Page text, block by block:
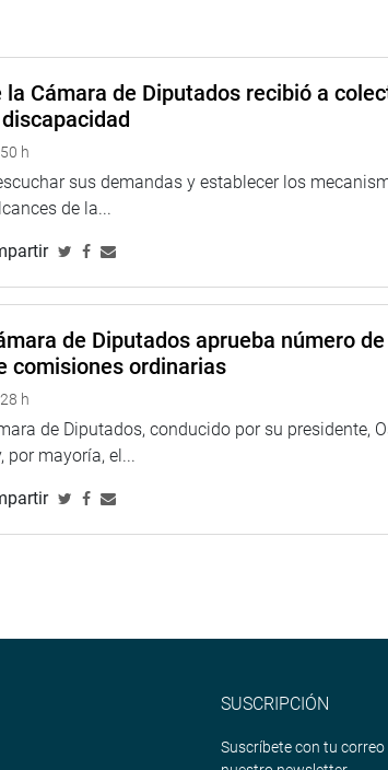
la Cámara de Diputados recibió a
h
sus demandas y establecer los
de la...
de Diputados aprueba número de
comisiones ordinarias
h
de Diputados, conducido por su presidente,
por mayoría, el...
SUSCRIPCIÓN
Suscríbete con tu correo